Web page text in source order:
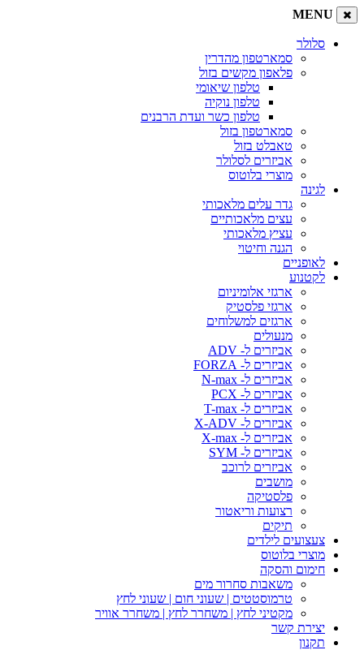
MENU
סלולר
סמארטפון מהדרין
פלאפון מקשים בזול
טלפון שיאומי
טלפון נוקיה
טלפון כשר ועדת הרבנים
סמארטפון בזול
טאבלט בזול
אביזרים לסלולר
מוצרי בלוטוס
לגינה
גדר עלים מלאכותי
עצים מלאכותיים
עציץ מלאכותי
הגנה וחיטוי
לאופניים
לקטנוע
ארגזי אלומיניום
ארגזי פלסטיק
ארגזים למשלוחים
מנעולים
אביזרים ל- ADV
אביזרים ל- FORZA
אביזרים ל- N-max
אביזרים ל- PCX
אביזרים ל- T-max
אביזרים ל- X-ADV
אביזרים ל- X-max
אביזרים ל- SYM
אביזרים לרוכב
מושבים
פלסטיקה
רצועות וריאטור
תיקים
צעצועים לילדים
מוצרי בלוטוס
חימום והסקה
משאבות סחרור מים
טרמוסטטים | שעוני חום | שעוני לחץ
מקטיני לחץ | משחרר לחץ | משחרר אוויר
יצירת קשר
תקנון